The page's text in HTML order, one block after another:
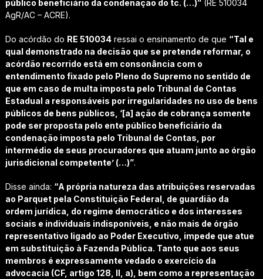
público beneficiário da condenação do tc. (…)”(RE 510034
AgR/AC – ACRE).
Do acórdão do RE 510034ressai o ensinamento de que “Tal e
qual demonstrado na decisão que se pretende reformar, o
acórdão recorrido está em consonância com o
entendimento fixado pelo Pleno do Supremo no sentido de
que em caso de multa imposta pelo Tribunal de Contas
Estadual a responsáveis por irregularidades no uso de bens
públicos de bens públicos, ‘[a] ação de cobrança somente
pode ser proposta pelo ente público beneficiário da
condenação imposta pelo Tribunal de Contas, por
intermédio de seus procuradores que atuam junto ao órgão
jurisdicional competente’ (…)”.
Disse ainda: “A própria natureza das atribuições reservadas
ao Parquet pela Constituição Federal, de guardião da
ordem jurídica, do regime democrático e dos interesses
sociais e individuais indisponíveis, e não mais de órgão
representativo ligado ao Poder Executivo, impede que atue
em substituição à Fazenda Pública. Tanto que aos seus
membros é expressamente vedado o exercício da
advocacia (CF, artigo 128, II, a), bem como a representação